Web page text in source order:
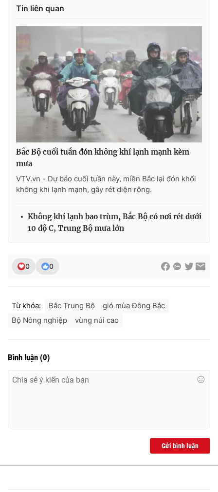
Theo dõi báo trên
Cơ quan chủ quản:
Đài Truyền hình Việt Nam
Cơ quan báo chí:Thời báo VTV
Giấy phép hoạt động báo in và báo điện tử số 483/GP-BTTTT
cấp ngày 29/12/2023
Phó Tổng Biên tập:Nguyễn Thị Mỹ Hạnh, Phạm Quốc Thắng,
Nguyễn Trọng Ninh
Ðiện thoại Thời báo VTV:
024.66 897 897
Tin liên quan
Bắc Bộ cuối tuần đón không khí lạnh mạnh kèm
mưa
VTV.vn - Dự báo cuối tuần này, miền Bắc lại đón khối
không khi lạnh mạnh, gây rét diện rộng.
Không khí lạnh bao trùm, Bắc Bộ có nơi rét dưới
10 độ C, Trung Bộ mưa lớn
0 0
Từ khóa: Bắc Trung Bộ
gió mùa Đông Bắc
Bộ Nông nghiệp
vùng núi cao
Bình luận (0)
Gửi bình luận